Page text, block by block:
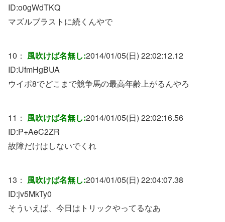
ID:o0gWdTKQ
マズルブラストに続くんやで
10： 風吹けば名無し:2014/01/05(日) 22:02:12.12
ID:UfmHgBUA
ウイポ8でどこまで競争馬の最高年齢上がるんやろ
11： 風吹けば名無し:2014/01/05(日) 22:02:16.56
ID:P+AeC2ZR
故障だけはしないでくれ
13： 風吹けば名無し:2014/01/05(日) 22:04:07.38
ID:jv5MkTy0
そういえば、今日はトリックやってるなあ